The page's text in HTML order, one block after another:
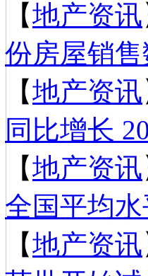
【地产资讯
份房屋销
【地产资讯
同比增长
【地产资讯
全国平均
【地产资讯